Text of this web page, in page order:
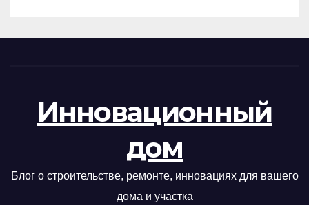
Инновационный
дом
Блог о строительстве, ремонте, инновациях для вашего
дома и участка